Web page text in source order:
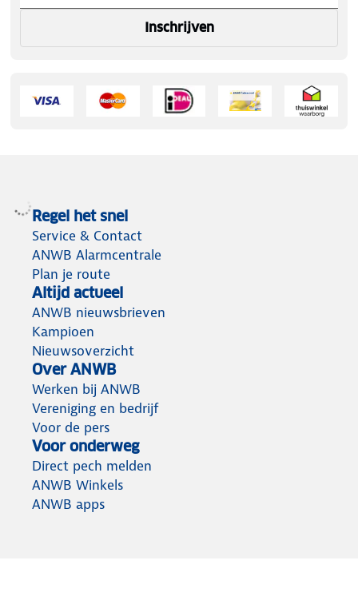
Inschrijven
Regel het snel
Service & Contact
ANWB Alarmcentrale
Plan je route
Altijd actueel
ANWB nieuwsbrieven
Kampioen
Nieuwsoverzicht
Over ANWB
Werken bij ANWB
Vereniging en bedrijf
Voor de pers
Voor onderweg
Direct pech melden
ANWB Winkels
ANWB apps